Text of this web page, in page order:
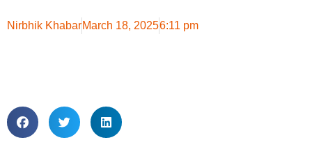
Nirbhik KhabarMarch 18, 20256:11 pm